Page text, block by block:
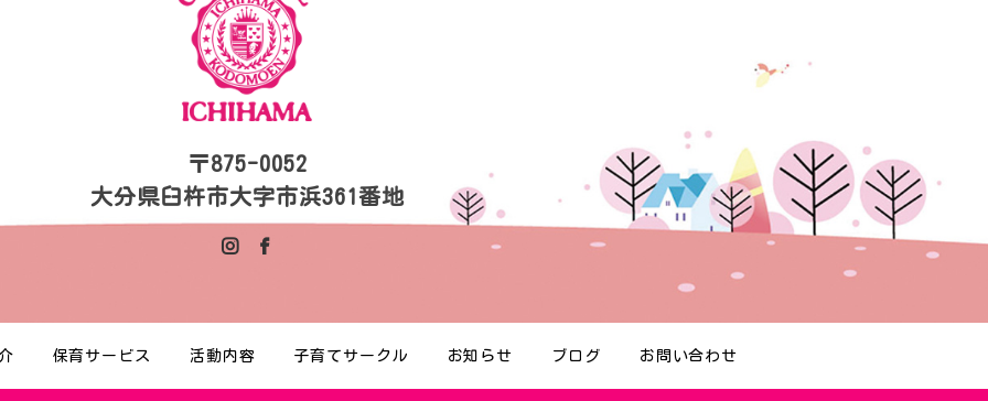
〒875-0052
大分県臼杵市大字市浜361番地
保育サービス 活動内容 子育てサークル お知らせ ブログ お問い合わせ